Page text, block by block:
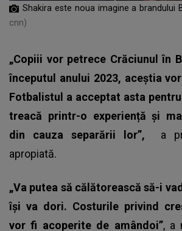
Shakira este noua imagine a brandului
cnn)
„Copiii vor petrece Crăciunul în
începutul anului 2023, aceștia
Fotbalistul a acceptat asta
treacă printr-o experiență și
din cauza separării lor”, a
apropiată.
„Va putea să călătorească să-i
își va dori. Costurile privind
vor fi acoperite de amândoi”, a